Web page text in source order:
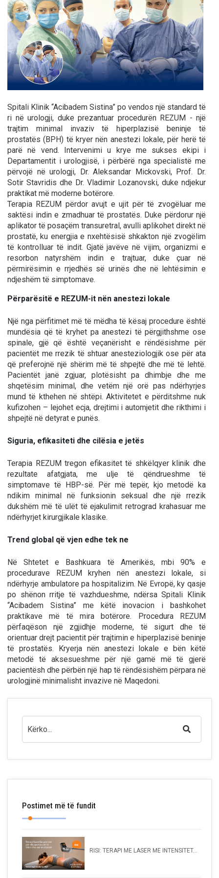
Spitali Klinik “Acibadem Sistina” po vendos një standard të
ri në urologji, duke prezantuar procedurën REZUM - një
trajtim minimal invaziv të hiperplazisë beninje të
prostatës (BPH) të kryer nën anestezi lokale, për herë të
parë në vend. Intervenimi u krye me sukses ekipi i
Departamentit i urologjisë, i përbërë nga specialistë me
përvojë në urologji, Dr. Aleksandar Mickovski, Prof. Dr.
Sotir Stavridis dhe Dr. Vladimir Lozanovski, duke ndjekur
praktikat më moderne botërore.
Terapia REZUM përdor avujt e ujit për të zvogëluar me
saktësi indin e zmadhuar të prostatës. Duke përdorur një
aplikator të posaçëm transuretral, avulli aplikohet direkt në
prostatë, ku energjia e nxehtësisë shkakton një zvogëlim
të kontrolluar të indit. Gjatë javëve në vijim, organizmi e
resorbon natyrshëm indin e trajtuar, duke çuar në
përmirësimin e rrjedhës së urinës dhe në lehtësimin e
ndjeshëm të simptomave.
Përparësitë e REZUM-it nën anestezi lokale
Një nga përfitimet më të mëdha të kësaj procedure është
mundësia që të kryhet pa anestezi të përgjithshme ose
spinale, gjë që është veçanërisht e rëndësishme për
pacientët me rrezik të shtuar anesteziologjik ose për ata
që preferojnë një shërim më të shpejtë dhe më të lehtë.
Pacientët janë zgjuar, plotësisht pa dhimbje dhe me
shqetësim minimal, dhe vetëm një orë pas ndërhyrjes
mund të kthehen në shtëpi. Aktivitetet e përditshme nuk
kufizohen – lejohet ecja, drejtimi i automjetit dhe rikthimi i
shpejtë në detyrat e punës.
Siguria, efikasiteti dhe cilësia e jetës
Terapia REZUM tregon efikasitet të shkëlqyer klinik dhe
rezultate afatgjata, me ulje të qëndrueshme të
simptomave të HBP-së. Për më tepër, kjo metodë ka
ndikim minimal në funksionin seksual dhe një rrezik
dukshëm më të ulët të ejakulimit retrograd krahasuar me
ndërhyrjet kirurgjikale klasike.
Trend global që vjen edhe tek ne
Në Shtetet e Bashkuara të Amerikës, mbi 90% e
procedurave REZUM kryhen nën anestezi lokale, si
ndërhyrje ambulatore pa hospitalizim. Në Evropë, ky qasje
po shënon rritje të vazhdueshme, ndërsa Spitali Klinik
“Acibadem Sistina” me këtë inovacion i bashkohet
praktikave më të mira botërore. Procedura REZUM
përfaqëson një zgjidhje moderne, të sigurt dhe të
orientuar drejt pacientit për trajtimin e hiperplazisë beninje
të prostatës. Kryerja nën anestezi lokale e bën këtë
metodë të aksesueshme për një gamë më të gjerë
pacientësh dhe përbën një hap të rëndësishëm përpara në
urologjinë minimalisht invazive në Maqedoni.
Postimet më të fundit
RISI: TERAPI ME LASER ME INTENSITET...